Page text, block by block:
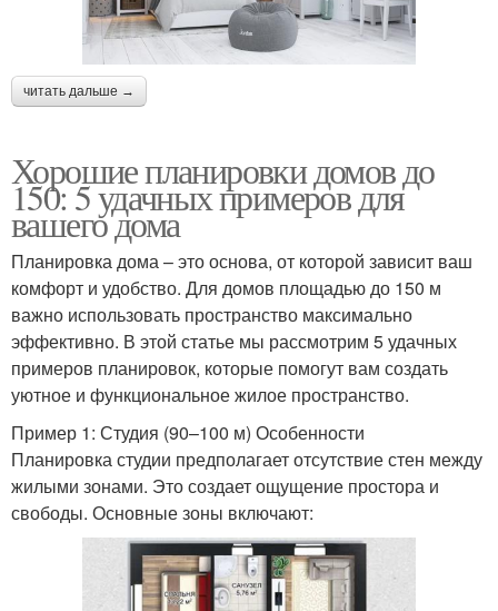
читать дальше →
Хорошие планировки домов до
150: 5 удачных примеров для
вашего дома
Планировка дома – это основа, от которой зависит ваш
комфорт и удобство. Для домов площадью до 150 м
важно использовать пространство максимально
эффективно. В этой статье мы рассмотрим 5 удачных
примеров планировок, которые помогут вам создать
уютное и функциональное жилое пространство.
Пример 1: Студия (90–100 м) Особенности
Планировка студии предполагает отсутствие стен между
жилыми зонами. Это создает ощущение простора и
свободы. Основные зоны включают: